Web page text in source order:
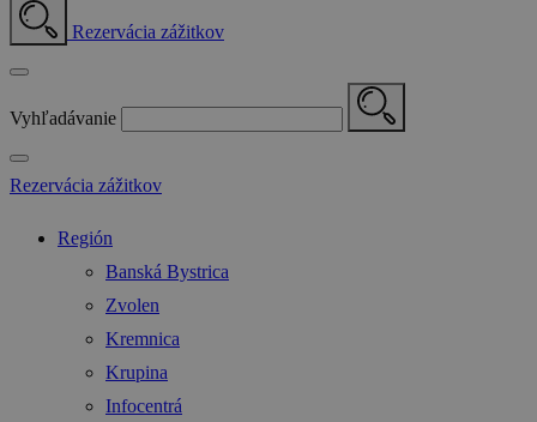
Rezervácia zážitkov
Vyhľadávanie
Rezervácia zážitkov
Región
Banská Bystrica
Zvolen
Kremnica
Krupina
Infocentrá